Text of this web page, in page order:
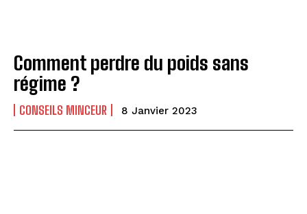
Comment perdre du poids sans
régime ?
CONSEILS MINCEUR 8 Janvier 2023